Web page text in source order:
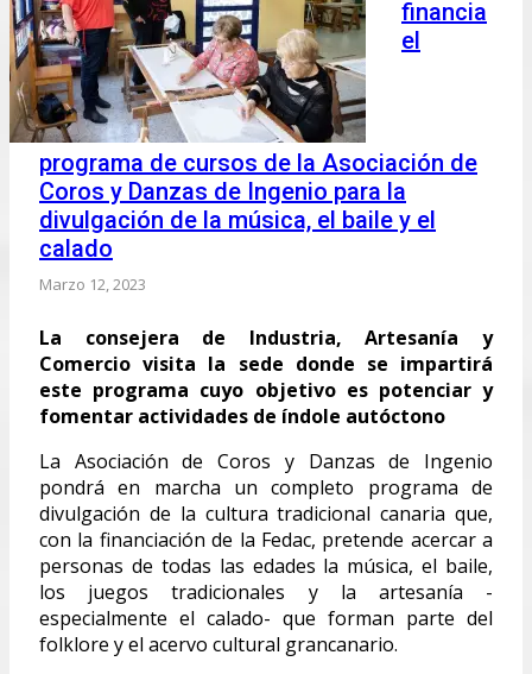
financia
el
programa de cursos de la Asociación de
Coros y Danzas de Ingenio para la
divulgación de la música, el baile y el
calado
Marzo 12, 2023
La consejera de Industria, Artesanía y
Comercio visita la sede donde se impartirá
este programa cuyo objetivo es potenciar y
fomentar actividades de índole autóctono
La Asociación de Coros y Danzas de Ingenio
pondrá en marcha un completo programa de
divulgación de la cultura tradicional canaria que,
con la financiación de la Fedac, pretende acercar a
personas de todas las edades la música, el baile,
los juegos tradicionales y la artesanía -
especialmente el calado- que forman parte del
folklore y el acervo cultural grancanario.